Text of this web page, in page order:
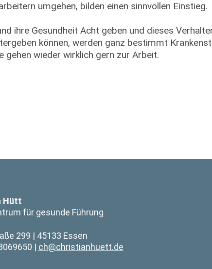
umgehen, bilden einen sinnvollen Einstieg.
ihre Gesundheit Acht geben und dieses
können, werden ganz bestimmt
wieder wirklich gern zur Arbeit.
Hütt
für gesunde Führung
299
45133 Essen
ch@christianhuett.de